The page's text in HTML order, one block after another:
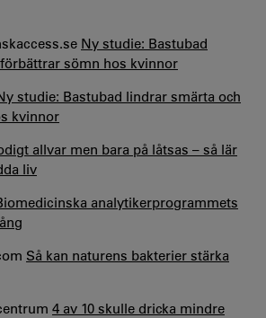
Ny studie: Bastubad
sömn hos kvinnor
studie: Bastubad lindrar smärta och
kvinnor
allvar men bara på låtsas – så lär
liv
analytikerprogrammets
Så kan naturens bakterier stärka
4 av 10 skulle dricka mindre